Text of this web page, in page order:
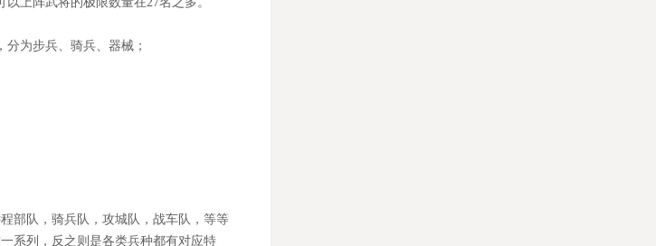
分为步兵、骑兵、器械；
部队，骑兵队，攻城队，战车队，等等
系列，反之则是各类兵种都有对应特